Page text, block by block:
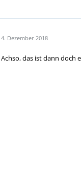
4. Dezember 2018
Achso, das ist dann doch